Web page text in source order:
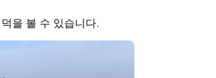
을 볼 수 있습니다.